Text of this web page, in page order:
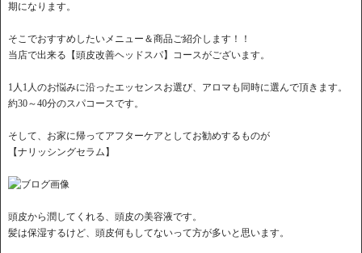
期になります。
そこでおすすめしたいメニュー＆商品ご紹介します！！
当店で出来る【頭皮改善ヘッドスパ】コースがございます。
1人1人のお悩みに沿ったエッセンスお選び、アロマも同時に選んで頂きます。
約30～40分のスパコースです。
そして、お家に帰ってアフターケアとしてお勧めするものが
【ナリッシングセラム】
頭皮から潤してくれる、頭皮の美容液です。
髪は保湿するけど、頭皮何もしてないって方が多いと思います。